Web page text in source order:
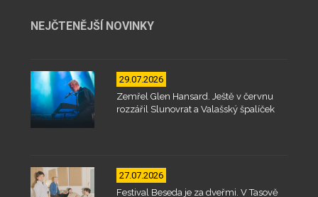
NEJČTENĚJŠÍ NOVINKY
29.07.2026
Zemřel Glen Hansard. Ještě v červnu
rozzářil Slunovrat a Valašský špalíček
27.07.2026
Festival Beseda je za dveřmi. V Tasově